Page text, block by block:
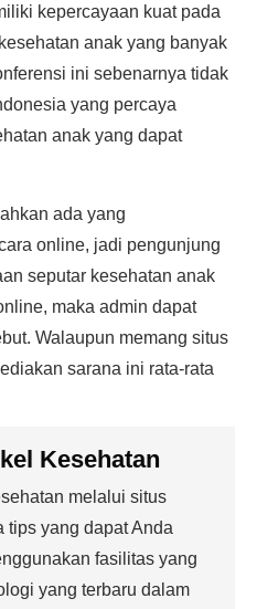
kepercayaan kuat pada
anak yang banyak
ini sebenarnya tidak
yang percaya
anak yang dapat
ada yang
online, jadi pengunjung
seputar kesehatan anak
maka admin dapat
Walaupun memang situs
sarana ini rata-rata
Kesehatan
melalui situs
tips yang dapat Anda
fasilitas yang
yang terbaru dalam